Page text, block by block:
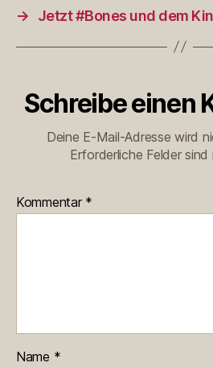
→
Jetzt #Bones und dem
Schreibe einen
Deine E-Mail-Adresse wird
Erforderliche Felder sind
Kommentar *
Name *